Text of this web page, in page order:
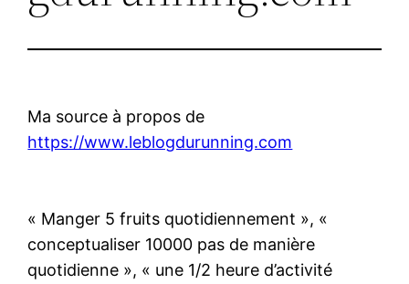
Ma source à propos de
https://www.leblogdurunning.com
« Manger 5 fruits quotidiennement », «
conceptualiser 10000 pas de manière
quotidienne », « une 1/2 heure d’activité